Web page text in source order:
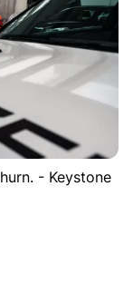
- Keystone